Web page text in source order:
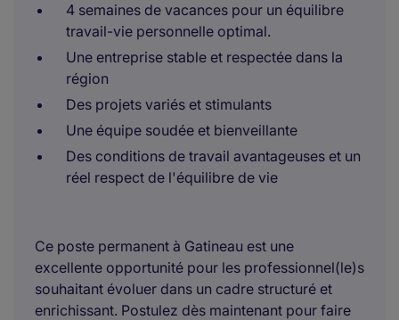
4 semaines de vacances pour un équilibre
travail-vie personnelle optimal.
Une entreprise stable et respectée dans la
région
Des projets variés et stimulants
Une équipe soudée et bienveillante
Des conditions de travail avantageuses et un
réel respect de l'équilibre de vie
Ce poste permanent à Gatineau est une
excellente opportunité pour les professionnel(le)s
souhaitant évoluer dans un cadre structuré et
enrichissant. Postulez dès maintenant pour faire